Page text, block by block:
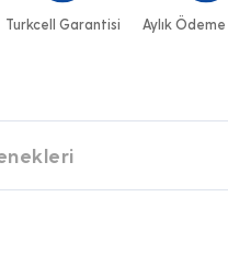
Turkcell Garantisi Aylık Ödeme